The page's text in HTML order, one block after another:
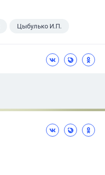
Цыбулько И.П.